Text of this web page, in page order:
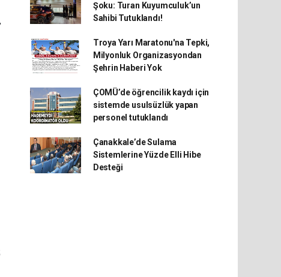
Şoku: Turan Kuyumculuk’un
Sahibi Tutuklandı!
Troya Yarı Maratonu'na Tepki,
Milyonluk Organizasyondan
Şehrin Haberi Yok
ÇOMÜ’de öğrencilik kaydı için
sistemde usulsüzlük yapan
personel tutuklandı
Çanakkale’de Sulama
Sistemlerine Yüzde Elli Hibe
Desteği